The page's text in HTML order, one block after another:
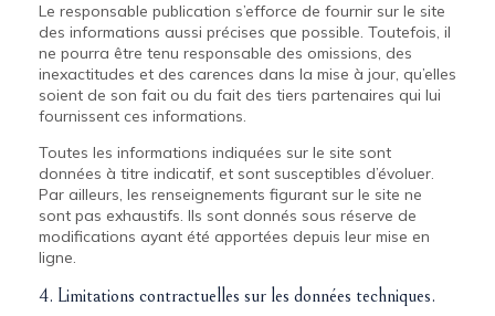
Le responsable publication s’efforce de fournir sur le site
des informations aussi précises que possible. Toutefois, il
ne pourra être tenu responsable des omissions, des
inexactitudes et des carences dans la mise à jour, qu’elles
soient de son fait ou du fait des tiers partenaires qui lui
fournissent ces informations.
Toutes les informations indiquées sur le site sont
données à titre indicatif, et sont susceptibles d’évoluer.
Par ailleurs, les renseignements figurant sur le site ne
sont pas exhaustifs. Ils sont donnés sous réserve de
modifications ayant été apportées depuis leur mise en
ligne.
4. Limitations contractuelles sur les données techniques.